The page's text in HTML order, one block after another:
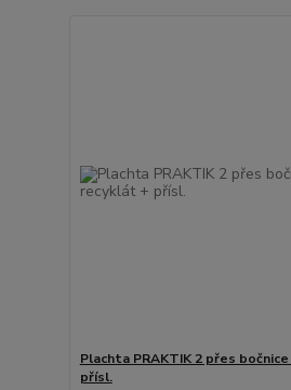
Plachta PRAKTIK 2 přes
přísl.